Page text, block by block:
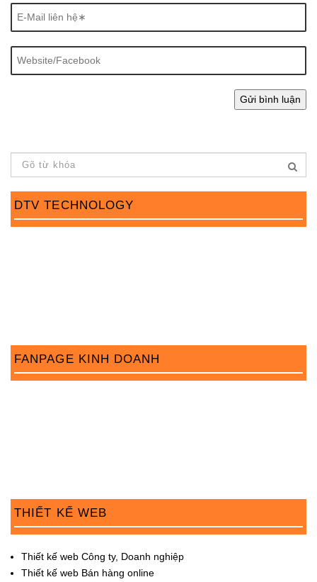
DTV TECHNOLOGY
FANPAGE KINH DOANH
THIẾT KẾ WEB
Thiết kế web Công ty, Doanh nghiệp
Thiết kế web Bán hàng online